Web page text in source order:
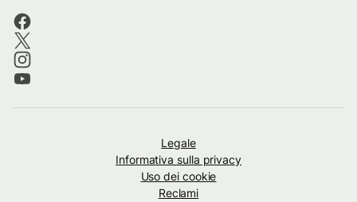
Legale
Informativa sulla privacy
Uso dei cookie
Reclami